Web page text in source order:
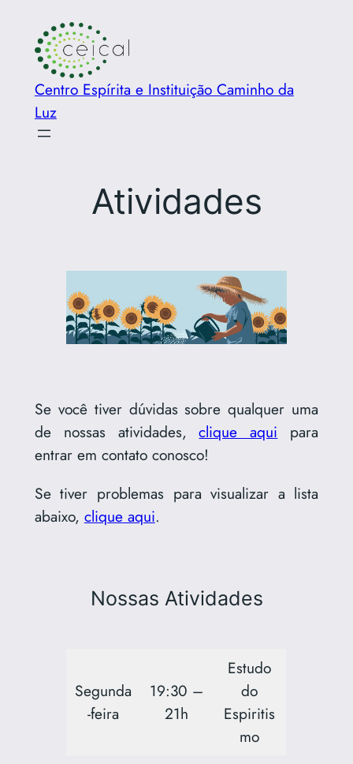
conteúdo
Centro Espírita e Instituição Caminho da
Luz
Atividades
Se você tiver dúvidas sobre qualquer uma
de nossas atividades,clique aqui para
entrar em contato conosco!
Se tiver problemas para visualizar a lista
abaixo, clique aqui.
Nossas Atividades
Segunda
-feira
19:30 –
21h
Estudo
do
Espiritis
mo